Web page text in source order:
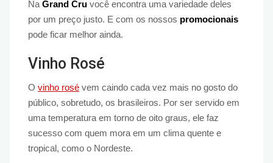
Na Grand Cru você encontra uma variedade deles
por um preço justo. E com os nossos promocionais
pode ficar melhor ainda.
Vinho Rosé
O vinho rosé vem caindo cada vez mais no gosto do
público, sobretudo, os brasileiros. Por ser servido em
uma temperatura em torno de oito graus, ele faz
sucesso com quem mora em um clima quente e
tropical, como o Nordeste.